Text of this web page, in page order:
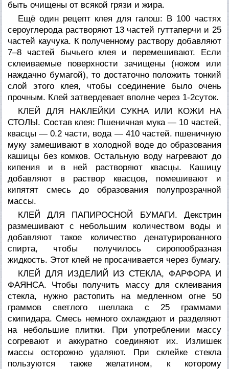
быть очищены от всякой грязи и жира.
Ещё один рецепт клея для галош: В 100 частях
сероуглерода растворяют 13 частей гуттаперчи и 25
частей каучука. К полученному раствору добавляют
7–8 частей бычьего клея и перемешивают. Если
склеиваемые поверхности зачищены (ножом или
наждачно бумагой), то достаточно положить тонкий
слой этого клея, чтобы соединение было очень
прочным. Клей затвердевает вполне через 1-2суток.
КЛЕЙ ДЛЯ НАКЛЕЙКИ СУКНА ИЛИ КОЖИ НА
СТОЛЫ. Состав клея: Пшеничная мука — 10 частей,
квасцы — 0.2 части, вода — 410 частей. пшеничную
муку замешивают в холодной воде до образования
кашицы без комков. Остальную воду нагревают до
кипения и в ней растворяют квасцы. Кашицу
добавляют в раствор квасцов, помешивают и
кипятят смесь до образования полупрозрачной
массы.
КЛЕЙ ДЛЯ ПАПИРОСНОЙ БУМАГИ. Декстрин
размешивают с небольшим количеством воды и
добавляют такое количество денатурированного
спирта, чтобы получилось сиропообразная
жидкость. Этот клей не просачивается через бумагу.
КЛЕЙ ДЛЯ ИЗДЕЛИЙ ИЗ СТЕКЛА, ФАРФОРА И
ФАЯНСА. Чтобы получить массу для склеивания
стекла, нужно растопить на медленном огне 50
граммов светлого шеллака с 25 граммами
скипидара. Смесь немного охлаждают и разделяют
на небольшие плитки. При употреблении массу
согревают и аккуратно соединяют их. Излишек
массы осторожно удаляют. При склейке стекла
пользуются также желатином, к которому